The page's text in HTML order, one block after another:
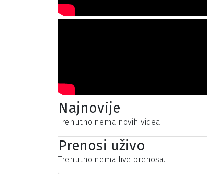
Najnovije
Trenutno nema novih videa.
Prenosi uživo
Trenutno nema live prenosa.